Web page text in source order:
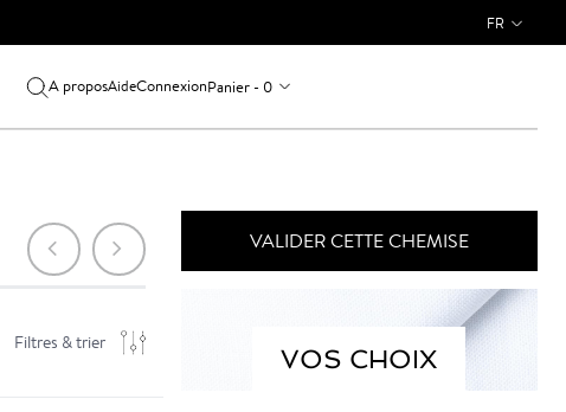
FR
A proposAideConnexionPanier - 0
VALIDER CETTE CHEMISE
Filtres & trier
VOS CHOIX